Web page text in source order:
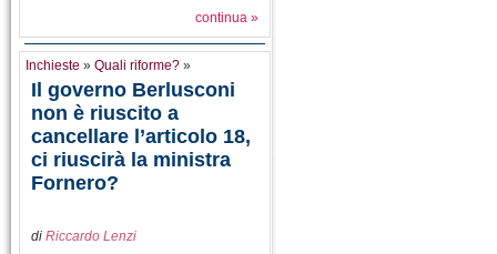
continua »
Inchieste » Quali riforme? »
Il governo Berlusconi
non è riuscito a
cancellare l’articolo 18,
ci riuscirà la ministra
Fornero?
di Riccardo Lenzi